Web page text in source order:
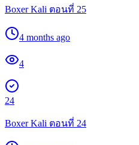
Boxer Kali ตอนที่ 25
4 months ago
4
24
Boxer Kali ตอนที่ 24